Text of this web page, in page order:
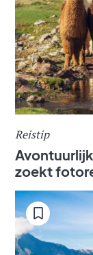
Reistip
zoekt